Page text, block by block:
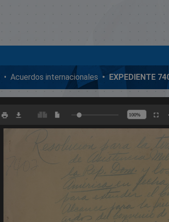
Acuerdos internacionales EXPEDIENTE